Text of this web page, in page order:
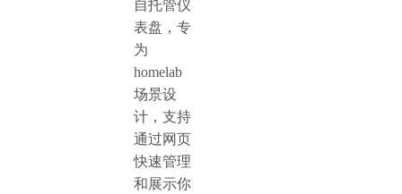
自托管仪
表盘，专
为
homelab
场景设
计，支持
通过网页
快速管理
和展示你